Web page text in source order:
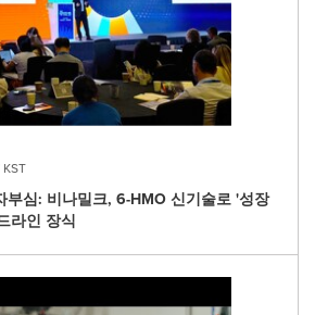
부심: 비나밀크, 6-HMO 신기술로 '성장
라인 장식